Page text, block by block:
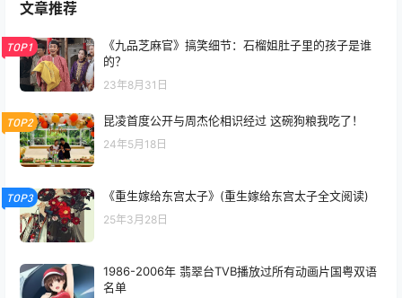
文章推荐
TOP1
《九品芝麻官》搞笑细节：石榴姐肚子里的孩子是谁
的？
23年8月31日
TOP2 昆凌首度公开与周杰伦相识经过 这碗狗粮我吃了！
24年5月18日
TOP3 《重生嫁给东宫太子》(重生嫁给东宫太子全文阅读)
25年3月28日
1986-2006年 翡翠台TVB播放过所有动画片国粤双语
名单